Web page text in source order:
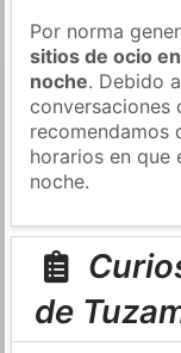
Por norma
sitios de ocio
noche. Debido
conversaciones
recomendamos
horarios en que
noche.
de